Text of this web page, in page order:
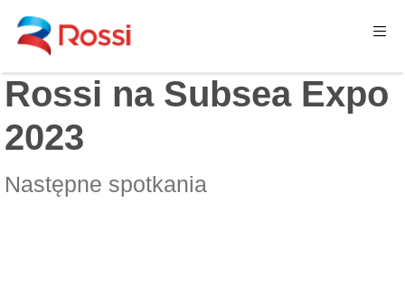
Rossi na Subsea Expo
2023
Następne spotkania